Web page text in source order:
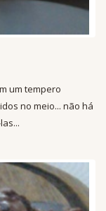
um tempero
no meio... não há